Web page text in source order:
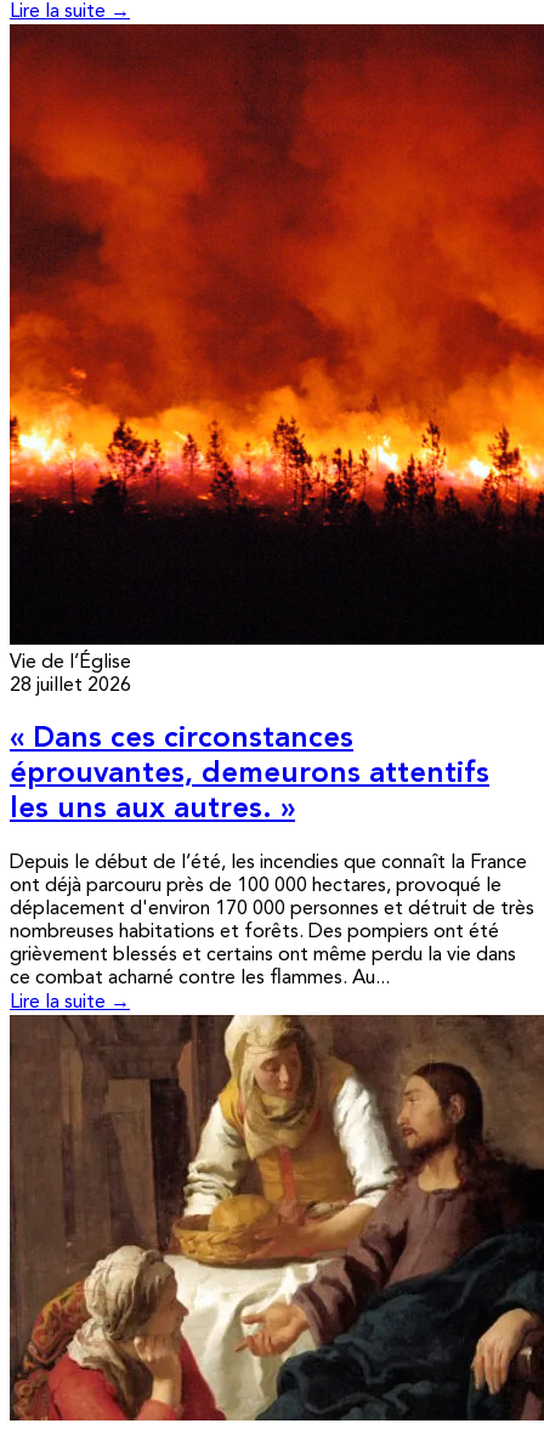
Lire la suite →
Vie de l’Église
28 juillet 2026
« Dans ces circonstances
éprouvantes, demeurons attentifs
les uns aux autres. »
Depuis le début de l’été, les incendies que connaît la France
ont déjà parcouru près de 100 000 hectares, provoqué le
déplacement d'environ 170 000 personnes et détruit de très
nombreuses habitations et forêts. Des pompiers ont été
grièvement blessés et certains ont même perdu la vie dans
ce combat acharné contre les flammes. Au...
Lire la suite →